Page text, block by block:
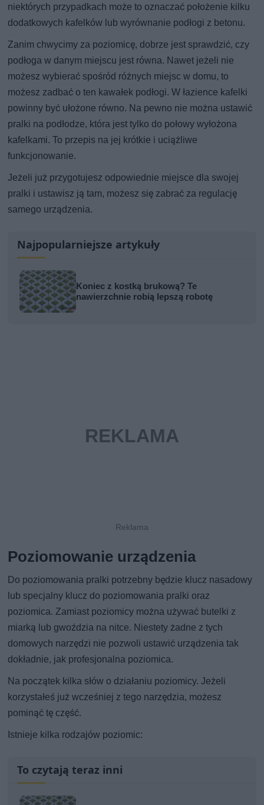
niektórych przypadkach może to oznaczać położenie kilku
dodatkowych kafelków lub wyrównanie podłogi z betonu.
Zanim chwycimy za poziomicę, dobrze jest sprawdzić, czy
podłoga w danym miejscu jest równa. Nawet jeżeli nie
możesz wybierać spośród różnych miejsc w domu, to
możesz zadbać o ten kawałek podłogi. W łazience kafelki
powinny być ułożone równo. Na pewno nie można ustawić
pralki na podłodze, która jest tylko do połowy wyłożona
kafelkami. To przepis na jej krótkie i uciążliwe
funkcjonowanie.
Jeżeli już przygotujesz odpowiednie miejsce dla swojej
pralki i ustawisz ją tam, możesz się zabrać za regulację
samego urządzenia.
Najpopularniejsze artykuły
Koniec z kostką brukową? Te
nawierzchnie robią lepszą robotę
Poziomowanie urządzenia
Do poziomowania pralki potrzebny będzie klucz nasadowy
lub specjalny klucz do poziomowania pralki oraz
poziomica. Zamiast poziomicy można używać butelki z
miarką lub gwoździa na nitce. Niestety żadne z tych
domowych narzędzi nie pozwoli ustawić urządzenia tak
dokładnie, jak profesjonalna poziomica.
Na początek kilka słów o działaniu poziomicy. Jeżeli
korzystałeś już wcześniej z tego narzędzia, możesz
pominąć tę część.
Istnieje kilka rodzajów poziomic:
To czytają teraz inni